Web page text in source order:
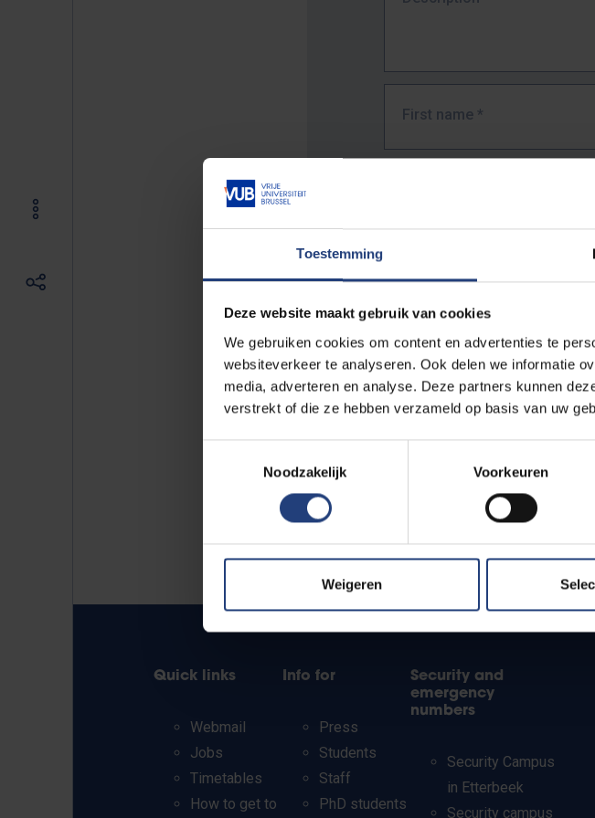
Toestemming
Deze website maakt gebruik van cookies
We gebruiken cookies om content en advertenties te
websiteverkeer te analyseren. Ook delen we informatie
media, adverteren en analyse. Deze partners kunnen
verstrekt of die ze hebben verzameld op basis van uw
Noodzakelijk
Voorkeuren
Weigeren
First name *
The full URL of the page where you
E.g. https://www.vub.be/nl/studeren-aan-
Quick links
Webmail
Jobs
Timetables
How to get to
Info for
Press
Students
Staff
PhD students
Security and
emergency
numbers
Security Campus
in Etterbeek
Security campus